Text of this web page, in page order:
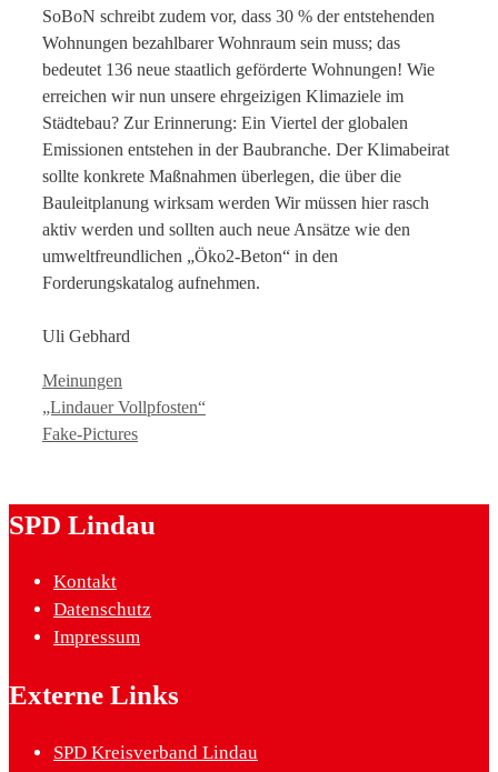
SoBoN schreibt zudem vor, dass 30 % der entstehenden
Wohnungen bezahlbarer Wohnraum sein muss; das
bedeutet 136 neue staatlich geförderte Wohnungen! Wie
erreichen wir nun unsere ehrgeizigen Klimaziele im
Städtebau? Zur Erinnerung: Ein Viertel der globalen
Emissionen entstehen in der Baubranche. Der Klimabeirat
sollte konkrete Maßnahmen überlegen, die über die
Bauleitplanung wirksam werden Wir müssen hier rasch
aktiv werden und sollten auch neue Ansätze wie den
umweltfreundlichen „Öko2-Beton“ in den
Forderungskatalog aufnehmen.
Uli Gebhard
Kategorien
Meinungen
„Lindauer Vollpfosten“
Fake-Pictures
SPD Lindau
Kontakt
Datenschutz
Impressum
Externe Links
SPD Kreisverband Lindau